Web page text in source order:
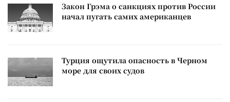
Закон Грэма о санкциях против России
начал пугать самих американцев
Турция ощутила опасность в Черном
море для своих судов